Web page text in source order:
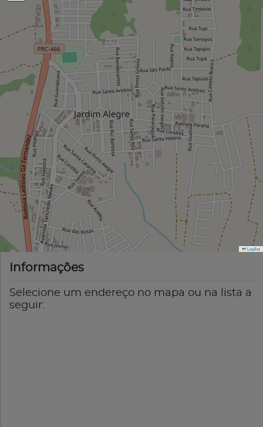
Leaflet
Informações
Selecione um endereço no mapa ou na lista a
seguir: